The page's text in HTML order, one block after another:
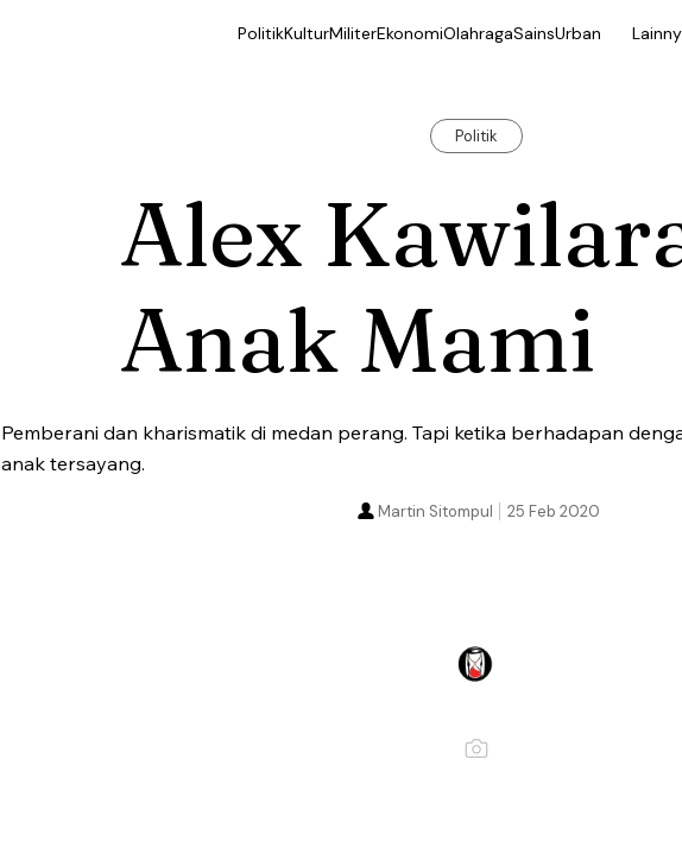
PolitikKulturMiliterEkonomiOlahragaSainsUrban
Politik
Alex
Anak Mami
Pemberani dan kharismatik di medan perang. Tapi ketika berhadapan
anak tersayang.
25 Feb 2020
Martin Sitompul